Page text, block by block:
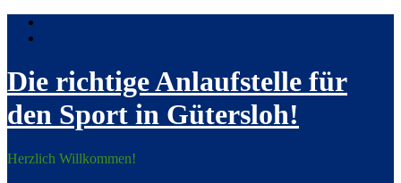
Die richtige Anlaufstelle für
den Sport in Gütersloh!
Herzlich Willkommen!